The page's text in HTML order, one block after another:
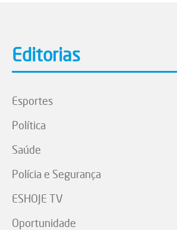
Editorias
Esportes
Política
Saúde
Polícia e Segurança
ESHOJE TV
Oportunidade